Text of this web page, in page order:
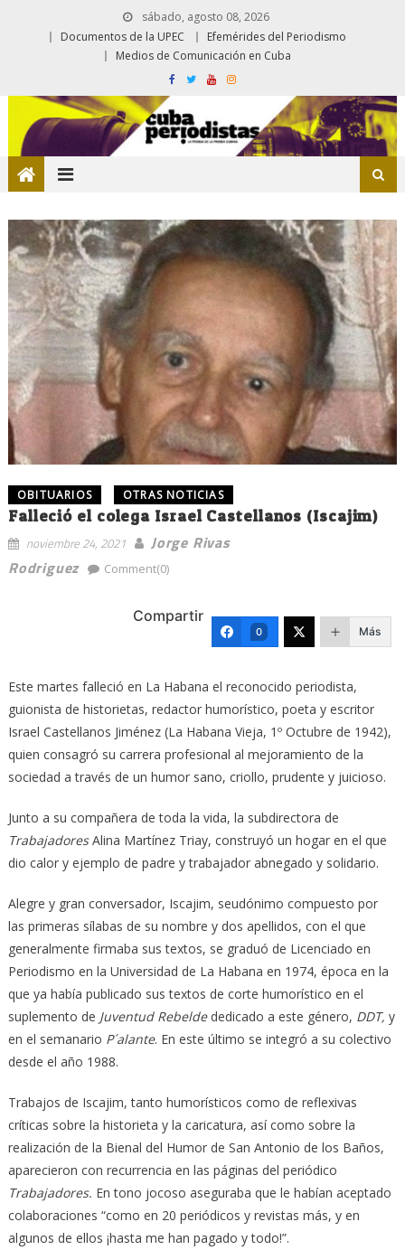
sábado, agosto 08, 2026
Documentos de la UPEC
Efemérides del Periodismo
Medios de Comunicación en Cuba
OBITUARIOS OTRAS NOTICIAS
Falleció el colega Israel Castellanos (Iscajim)
noviembre 24, 2021
Jorge Rivas
Rodriguez
Comment(0)
Compartir
0 Más
Este martes falleció en La Habana el reconocido periodista,
guionista de historietas, redactor humorístico, poeta y escritor
Israel Castellanos Jiménez (La Habana Vieja, 1º Octubre de 1942),
quien consagró su carrera profesional al mejoramiento de la
sociedad a través de un humor sano, criollo, prudente y juicioso.
Junto a su compañera de toda la vida, la subdirectora de
TrabajadoresAlina Martínez Triay, construyó un hogar en el que
dio calor y ejemplo de padre y trabajador abnegado y solidario.
Alegre y gran conversador, Iscajim, seudónimo compuesto por
las primeras sílabas de su nombre y dos apellidos, con el que
generalmente firmaba sus textos, se graduó de Licenciado en
Periodismo en la Universidad de La Habana en 1974, época en la
que ya había publicado sus textos de corte humorístico en el
suplemento de Juventud Rebeldededicado a este género, DDT, y
en el semanario P´alante. En este último se integró a su colectivo
desde el año 1988.
Trabajos de Iscajim, tanto humorísticos como de reflexivas
críticas sobre la historieta y la caricatura, así como sobre la
realización de la Bienal del Humor de San Antonio de los Baños,
aparecieron con recurrencia en las páginas del periódico
Trabajadores. En tono jocoso aseguraba que le habían aceptado
colaboraciones “como en 20 periódicos y revistas más, y en
algunos de ellos ¡hasta me han pagado y todo!”.